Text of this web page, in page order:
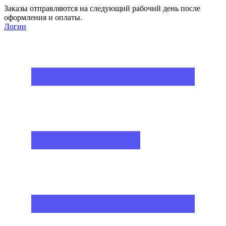
Заказы отправляются на следующий рабочий день после
оформления и оплаты.
Логин